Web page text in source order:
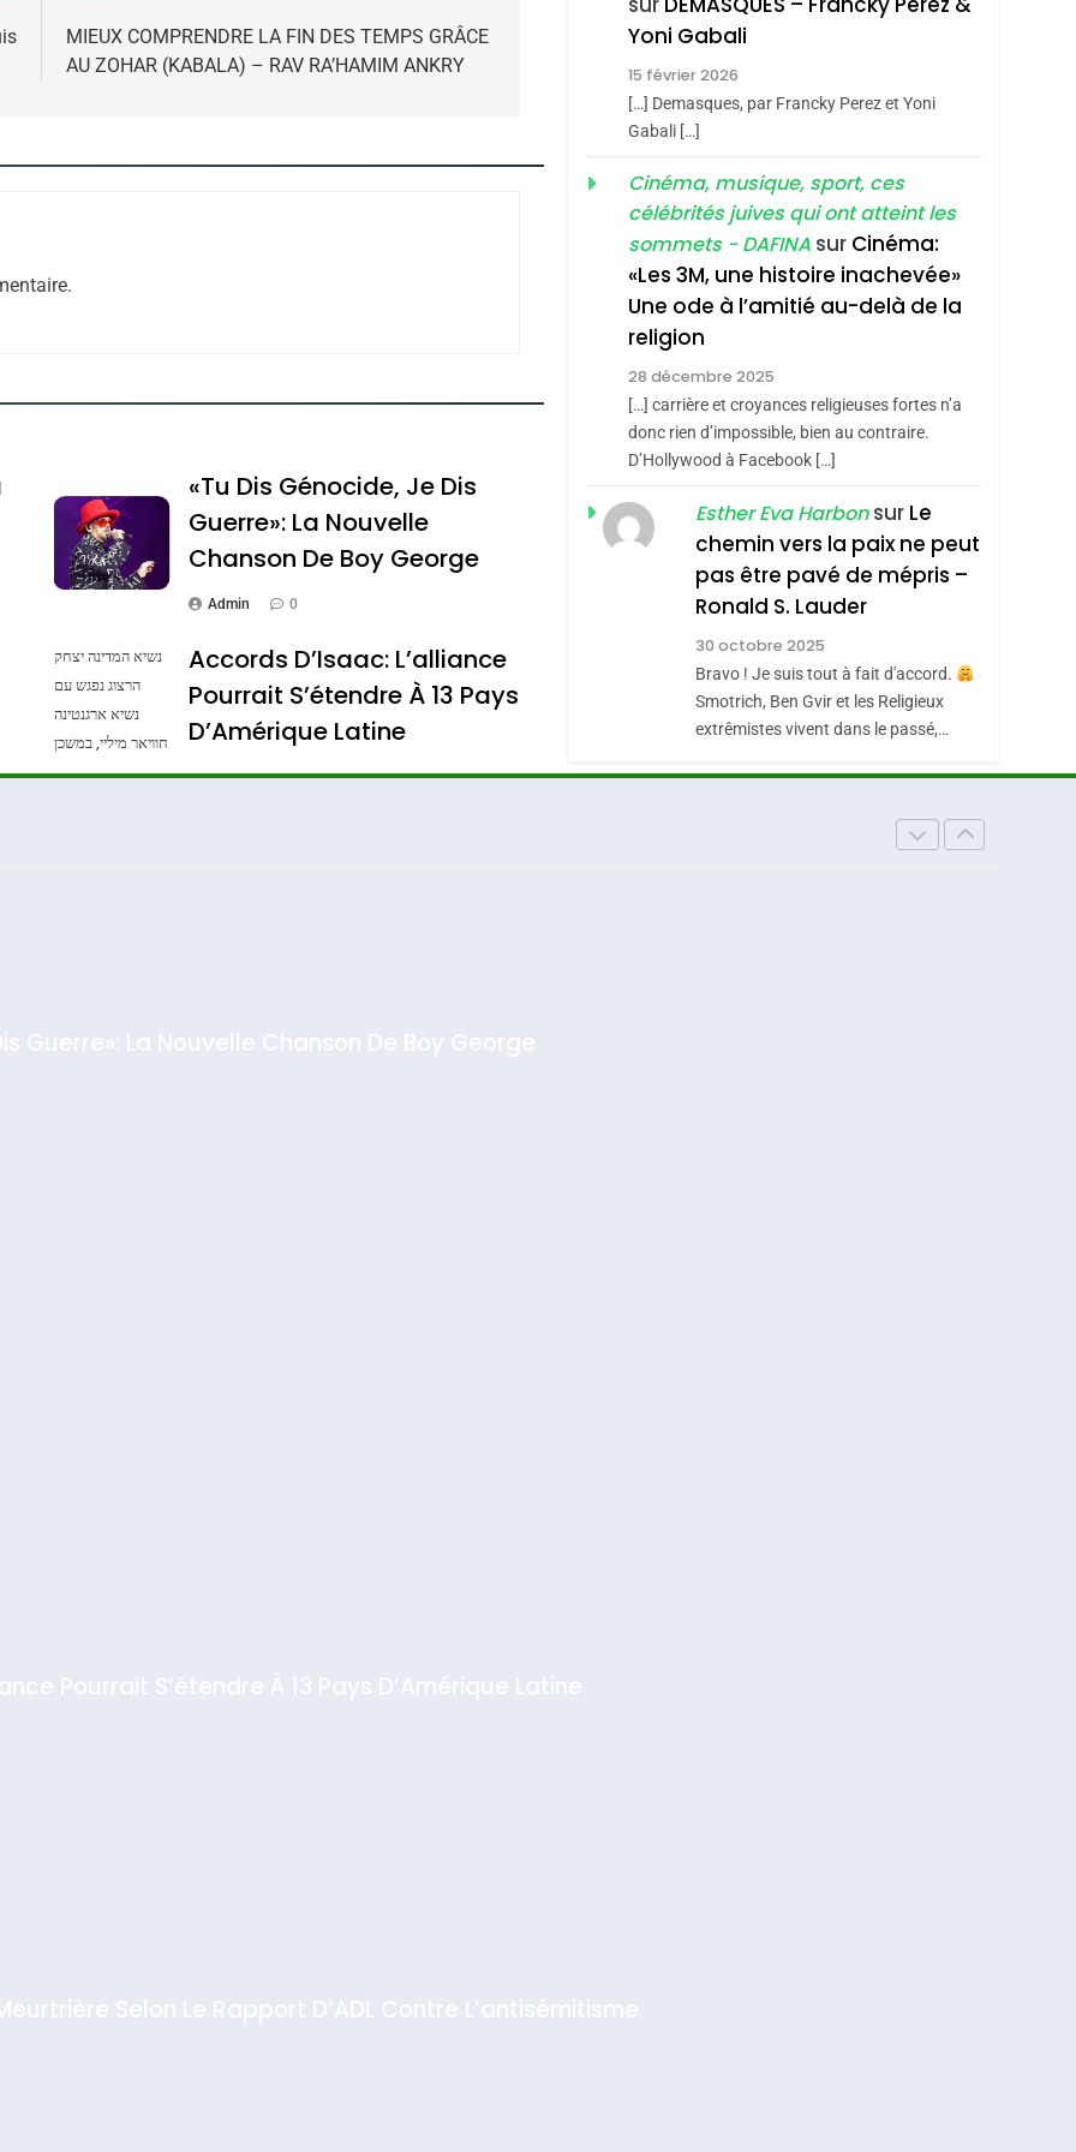
MIEUX COMPRENDRE LA FIN DES TEMPS GRÂCE
AU ZOHAR (KABALA) – RAV RA’HAMIM ANKRY
«Tu Dis Génocide, Je Dis
Guerre»: La Nouvelle
Chanson De Boy George
Admin 0
נשיא המדינה יצחק
הרצוג נפגש עם
נשיא ארגנטינה
חוויאר מיליי, במשכן
הנשיא בירושלים.
Accords D’Isaac: L’alliance
Pourrait S’étendre À 13 Pays
D’Amérique Latine
Admin 0
Nouvelle Chanson De
Boy George
ISRAÉL JUDAISME
Accords D’Isaac:
L’alliance Pourrait
S’étendre À 13 Pays
D’Amérique Latine
ISRAÉL JUDAISME
5
Meurtrière Selon Le
Rapport D’ADL
Contre
L’antisémitisme
FRANCE ISRAÉL
FIÈRE, DIGNE ET
RÉSILIENTE :
POURQUOI JE
REVENDIQUE MA
JUDAÏTE Par Thérèse
Zrihen-Dvir
ISRAÉL JUDAISME
CE QUI NOUS
MANQUE – Jacques
Hadida
JUDAISME
Maroc : Les Amandes
De Tafraout, Le Miel
De Tadla Azilal
Consacrés Produits
Yoni Gabali
15 février 2026
[…] Demasques, par Francky Perez et Yoni
Gabali […]
Cinéma, musique, sport, ces
célébrités juives qui ont atteint les
sommets - DAFINA sur Cinéma:
«Les 3M, une histoire inachevée»
Une ode à l’amitié au-delà de la
religion
28 décembre 2025
[…] carrière et croyances religieuses fortes n’a
donc rien d’impossible, bien au contraire.
D’Hollywood à Facebook […]
Esther Eva Harbonsur Le
chemin vers la paix ne peut
pas être pavé de mépris –
Ronald S. Lauder
30 octobre 2025
Bravo ! Je suis tout à fait d'accord.
Smotrich, Ben Gvir et les Religieux
extrêmistes vivent dans le passé,…
– Jacques Hadida
Tafraout, Le Miel De Tadla Azilal Consacrés Produits Du
De Loya Stauber